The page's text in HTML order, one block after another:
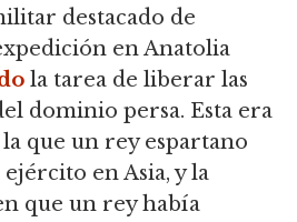
destacado de
en Anatolia
la tarea de liberar las
dominio persa. Esta era
que un rey espartano
en Asia, y la
que un rey había